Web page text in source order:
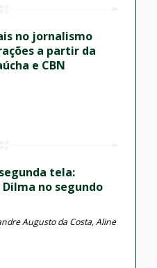
no jornalismo
a partir da
e CBN
tela:
no segundo
Augusto da Costa, Aline